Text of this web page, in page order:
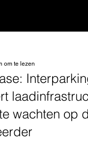
wachten op
om te lezen